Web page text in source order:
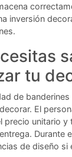
inversión
tu
de
El
precio unitario y
Durante
de diseño si